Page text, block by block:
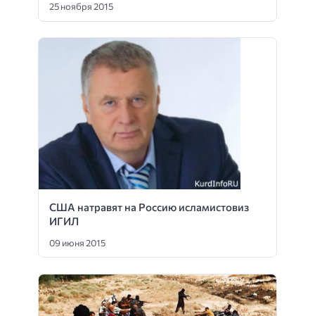
25 ноября 2015
США натравят на Россию исламистовиз
ИГИЛ
09 июня 2015